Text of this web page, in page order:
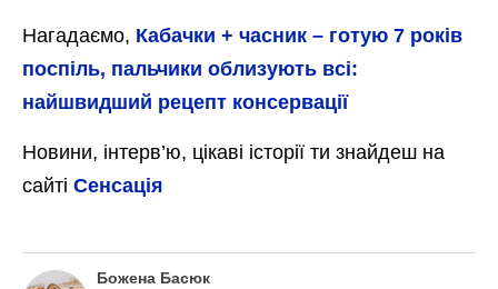
Нагадаємо, Кабачки + часник – готую 7 років
поспіль, пальчики облизують всі:
найшвидший рецепт консервації
Новини, інтерв’ю, цікаві історії ти знайдеш на
сайті Сенсація
Божена Басюк